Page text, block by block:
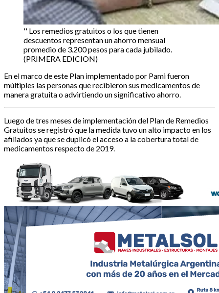
'' Los remedios gratuitos o los que tienen
descuentos representan un ahorro mensual
promedio de 3.200 pesos para cada jubilado.
(PRIMERA EDICION)
En el marco de este Plan implementado por Pami fueron
múltiples las personas que recibieron sus medicamentos de
manera gratuita o advirtiendo un significativo ahorro.
Luego de tres meses de implementación del Plan de Remedios
Gratuitos se registró que la medida tuvo un alto impacto en los
afiliados ya que se duplicó el acceso a la cobertura total de
medicamentos respecto de 2019.